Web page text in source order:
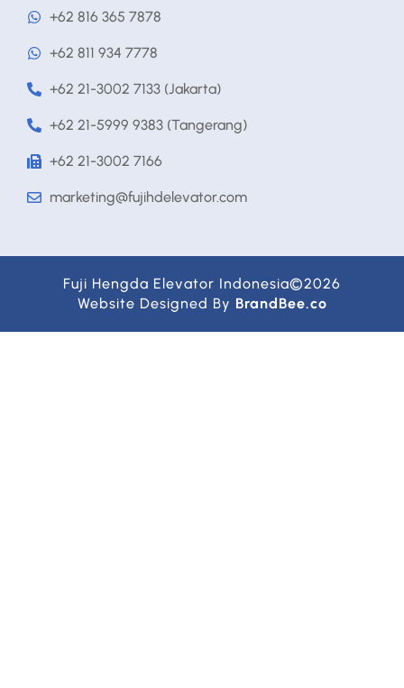
+62 816 365 7878
+62 811 934 7778
+62 21-3002 7133 (Jakarta)
+62 21-5999 9383 (Tangerang)
+62 21-3002 7166
marketing@fujihdelevator.com
Fuji Hengda Elevator Indonesia©2026
Website Designed By BrandBee.co